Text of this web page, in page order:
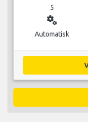
5
miscellaneous_services
Automatisk